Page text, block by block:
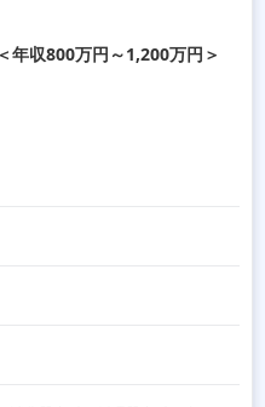
年収800万円～1,200万円＞